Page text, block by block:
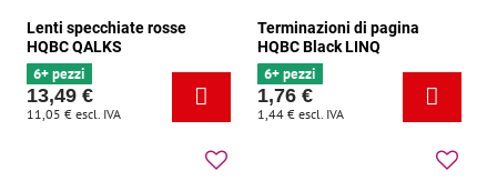
Lenti specchiate rosse
HQBC QALKS
6+ pezzi
13,49 €
11,05 € escl. IVA
Terminazioni di pagina
HQBC Black LINQ
6+ pezzi
1,76 €
1,44 € escl. IVA